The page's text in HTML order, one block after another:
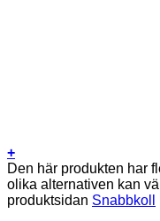
+
Den här produkten har
olika alternativen kan
produktsidan Snabbkoll